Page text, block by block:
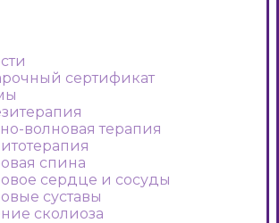
сертификат
волновая терапия
спина
сердце и сосуды
суставы
сколиоза